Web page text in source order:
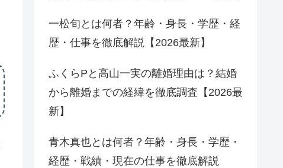
一松旬とは何者？年齢・身長・学歴・経
歴・仕事を徹底解説【2026最新】
ふくらPと高山一実の離婚理由は？結婚
から離婚までの経緯を徹底調査【2026最
新】
青木真也とは何者？年齢・身長・学歴・
経歴・戦績・現在の仕事を徹底解説